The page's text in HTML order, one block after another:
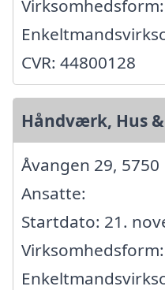
Virksomhedsform:
CVR: 44800128
Håndværk, Hus
Åvangen 29, 5750
Ansatte:
Startdato: 21.
Virksomhedsform: